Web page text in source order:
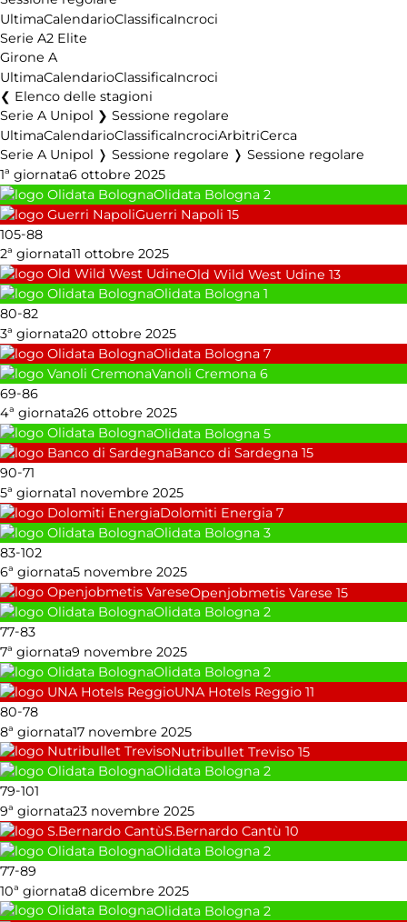
UltimaCalendarioClassificaIncroci
Serie A2 Elite
Girone A
UltimaCalendarioClassificaIncroci
Elenco delle stagioni
Serie A Unipol ❯ Sessione regolare
UltimaCalendarioClassificaIncrociArbitriCerca
Serie A Unipol ❭ Sessione regolare ❭ Sessione regolare
1ª giornata6 ottobre 2025
Olidata Bologna 2
Guerri Napoli 15
105-88
2ª giornata11 ottobre 2025
Old Wild West Udine 13
Olidata Bologna 1
80-82
3ª giornata20 ottobre 2025
Olidata Bologna 7
Vanoli Cremona 6
69-86
4ª giornata26 ottobre 2025
Olidata Bologna 5
Banco di Sardegna 15
90-71
5ª giornata1 novembre 2025
Dolomiti Energia 7
Olidata Bologna 3
83-102
6ª giornata5 novembre 2025
Openjobmetis Varese 15
Olidata Bologna 2
77-83
7ª giornata9 novembre 2025
Olidata Bologna 2
UNA Hotels Reggio 11
80-78
8ª giornata17 novembre 2025
Nutribullet Treviso 15
Olidata Bologna 2
79-101
9ª giornata23 novembre 2025
S.Bernardo Cantù 10
Olidata Bologna 2
77-89
10ª giornata8 dicembre 2025
Olidata Bologna 2